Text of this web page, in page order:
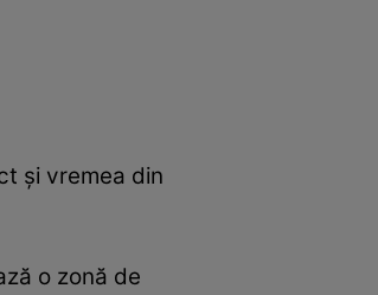
și vremea din
o zonă de